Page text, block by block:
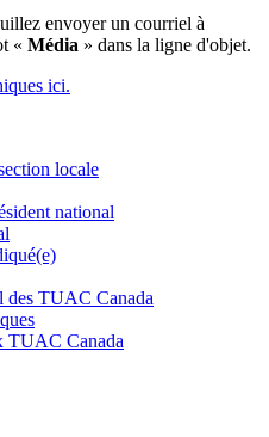
envoyer un courriel à
« Média » dans la ligne d'objet.
ici.
locale
national
des TUAC Canada
TUAC Canada